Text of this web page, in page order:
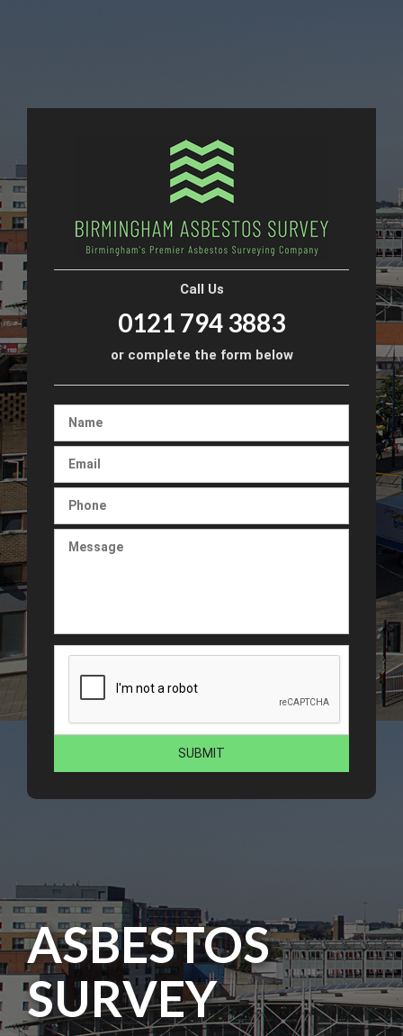
Call Us
0121 794 3883
or complete the form below
ASBESTOS
SURVEY